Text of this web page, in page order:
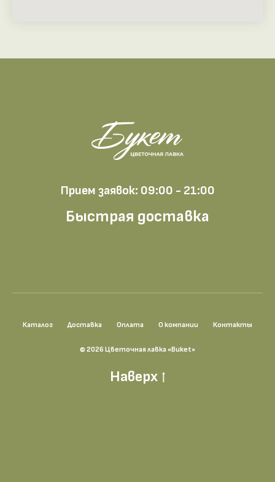
Прием заявок: 09:00 - 21:00
Быстрая доставка
Каталог Доставка Оплата О компании Контакты
© 2026 Цветочная лавка «Buket»
Наверх